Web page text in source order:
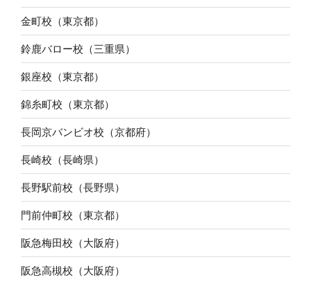
金町校（東京都）
鈴鹿バロー校（三重県）
銀座校（東京都）
錦糸町校（東京都）
長岡京バンビオ校（京都府）
長崎校（長崎県）
長野駅前校（長野県）
門前仲町校（東京都）
阪急梅田校（大阪府）
阪急高槻校（大阪府）